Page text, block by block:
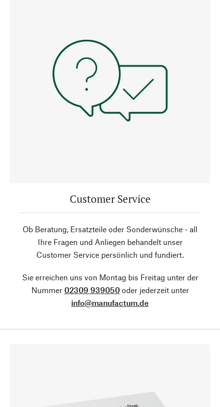
Customer Service
Ob Beratung, Ersatzteile oder Sonderwünsche - all
Ihre Fragen und Anliegen behandelt unser
Customer Service persönlich und fundiert.
Sie erreichen uns von Montag bis Freitag unter der
Nummer 02309 939050oder jederzeit unter
info@manufactum.de